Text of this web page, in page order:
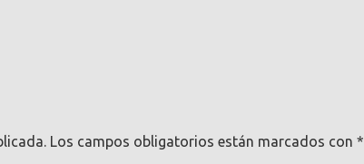
Los campos obligatorios están marcados con *